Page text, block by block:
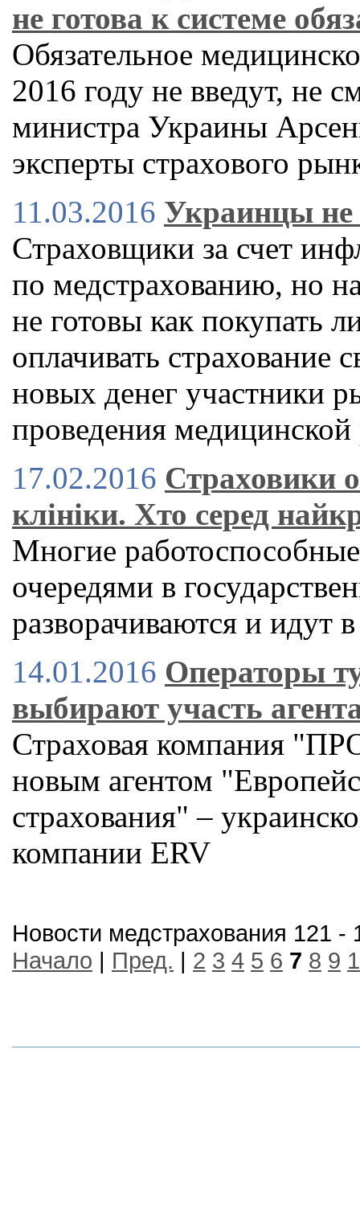
не готова к системе
Обязательное
2016 году не введут, не
министра Украины
эксперты страхового
11.03.2016 Украинцы не
Страховщики за счет
по медстрахованию, но
не готовы как покупать
оплачивать страхование
новых денег участники
проведения
17.02.2016 Страховики
клініки. Хто серед
Многие
очередями в
разворачиваются и идут
14.01.2016 Операторы
выбирают участь
Страховая компания
новым агентом
страхования" –
компании ERV
Новости медстрахования 121 -
Начало | Пред. | 2 3 4 5 6 7 8 9